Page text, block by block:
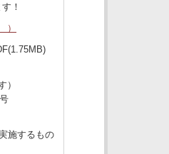
！
）
）
施するもの